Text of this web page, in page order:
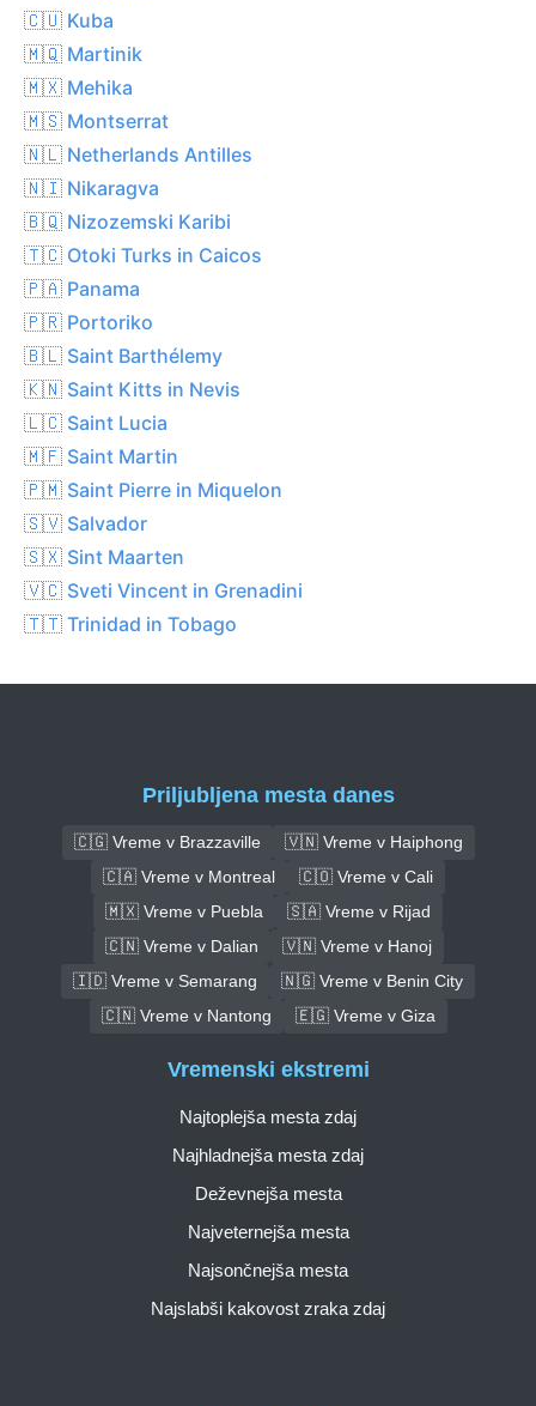
🇨🇺 Kuba
🇲🇶 Martinik
🇲🇽 Mehika
🇲🇸 Montserrat
🇳🇱 Netherlands Antilles
🇳🇮 Nikaragva
🇧🇶 Nizozemski Karibi
🇹🇨 Otoki Turks in Caicos
🇵🇦 Panama
🇵🇷 Portoriko
🇧🇱 Saint Barthélemy
🇰🇳 Saint Kitts in Nevis
🇱🇨 Saint Lucia
🇲🇫 Saint Martin
🇵🇲 Saint Pierre in Miquelon
🇸🇻 Salvador
🇸🇽 Sint Maarten
🇻🇨 Sveti Vincent in Grenadini
🇹🇹 Trinidad in Tobago
Priljubljena mesta danes
🇨🇬 Vreme v Brazzaville
🇻🇳 Vreme v Haiphong
🇨🇦 Vreme v Montreal
🇨🇴 Vreme v Cali
🇲🇽 Vreme v Puebla
🇸🇦 Vreme v Rijad
🇨🇳 Vreme v Dalian
🇻🇳 Vreme v Hanoj
🇮🇩 Vreme v Semarang
🇳🇬 Vreme v Benin City
🇨🇳 Vreme v Nantong
🇪🇬 Vreme v Giza
Vremenski ekstremi
Najtoplejša mesta zdaj
Najhladnejša mesta zdaj
Deževnejša mesta
Najveternejša mesta
Najsončnejša mesta
Najslabši kakovost zraka zdaj